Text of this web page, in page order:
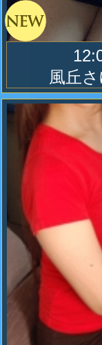
おまけ付
ぞろ目で
サイコ
新設
分 ３
10
タイム‐
リクエス
懐かし
風丘さ